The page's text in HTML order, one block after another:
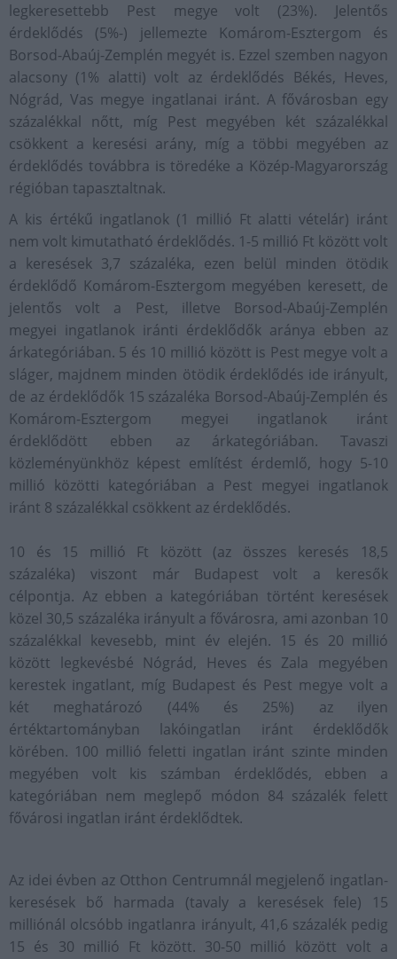
legkeresettebb Pest megye volt (23%). Jelentős
érdeklődés (5%-) jellemezte Komárom-Esztergom és
Borsod-Abaúj-Zemplén megyét is. Ezzel szemben nagyon
alacsony (1% alatti) volt az érdeklődés Békés, Heves,
Nógrád, Vas megye ingatlanai iránt. A fővárosban egy
százalékkal nőtt, míg Pest megyében két százalékkal
csökkent a keresési arány, míg a többi megyében az
érdeklődés továbbra is töredéke a Közép-Magyarország
régióban tapasztaltnak.
A kis értékű ingatlanok (1 millió Ft alatti vételár) iránt
nem volt kimutatható érdeklődés. 1-5 millió Ft között volt
a keresések 3,7 százaléka, ezen belül minden ötödik
érdeklődő Komárom-Esztergom megyében keresett, de
jelentős volt a Pest, illetve Borsod-Abaúj-Zemplén
megyei ingatlanok iránti érdeklődők aránya ebben az
árkategóriában. 5 és 10 millió között is Pest megye volt a
sláger, majdnem minden ötödik érdeklődés ide irányult,
de az érdeklődők 15 százaléka Borsod-Abaúj-Zemplén és
Komárom-Esztergom megyei ingatlanok iránt
érdeklődött ebben az árkategóriában. Tavaszi
közleményünkhöz képest említést érdemlő, hogy 5-10
millió közötti kategóriában a Pest megyei ingatlanok
iránt 8 százalékkal csökkent az érdeklődés.
10 és 15 millió Ft között (az összes keresés 18,5
százaléka) viszont már Budapest volt a keresők
célpontja. Az ebben a kategóriában történt keresések
közel 30,5 százaléka irányult a fővárosra, ami azonban 10
százalékkal kevesebb, mint év elején. 15 és 20 millió
között legkevésbé Nógrád, Heves és Zala megyében
kerestek ingatlant, míg Budapest és Pest megye volt a
két meghatározó (44% és 25%) az ilyen
értéktartományban lakóingatlan iránt érdeklődők
körében. 100 millió feletti ingatlan iránt szinte minden
megyében volt kis számban érdeklődés, ebben a
kategóriában nem meglepő módon 84 százalék felett
fővárosi ingatlan iránt érdeklődtek.
Az idei évben az Otthon Centrumnál megjelenő ingatlan-
keresések bő harmada (tavaly a keresések fele) 15
milliónál olcsóbb ingatlanra irányult, 41,6 százalék pedig
15 és 30 millió Ft között. 30-50 millió között volt a